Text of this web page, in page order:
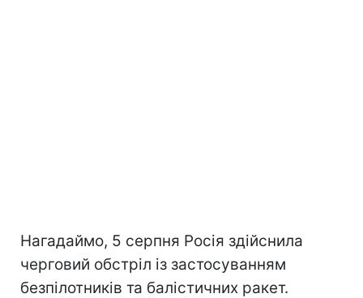
Нагадаймо, 5 серпня Росія здійснила
черговий обстріл із застосуванням
безпілотників та балістичних ракет.